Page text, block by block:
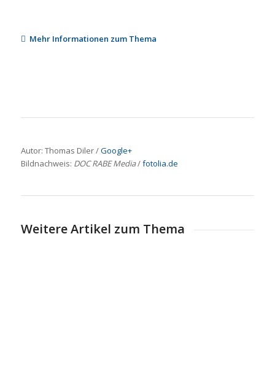
Mehr Informationen zum Thema
Autor: Thomas Diler /Google+
Bildnachweis: DOC RABE Media/fotolia.de
Weitere Artikel zum Thema